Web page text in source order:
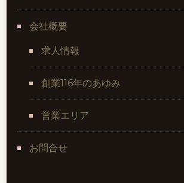
会社概要
求人情報
創業116年のあゆみ
営業エリア
お問合せ